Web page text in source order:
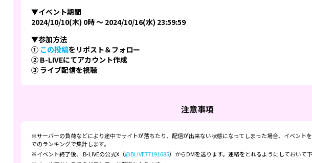
▼イベント期間
2024/10/10(木) 0時 ～ 2024/10/16(水) 23:59:59
▼参加方法
① この投稿をリポスト＆フォロー
② B-LIVEにてアカウント作成
③ ライブ配信を視聴
注意事項
※サーバーの負荷などにより途中でサイトが落ちたり、配信が出来ない状態になってしまった場合、イベント
でのランキングで集計します。
※イベント終了後、 B-LIVEの公式X（@BLIVE77191685）からDMを送ります。連絡をとれるようにしておいて